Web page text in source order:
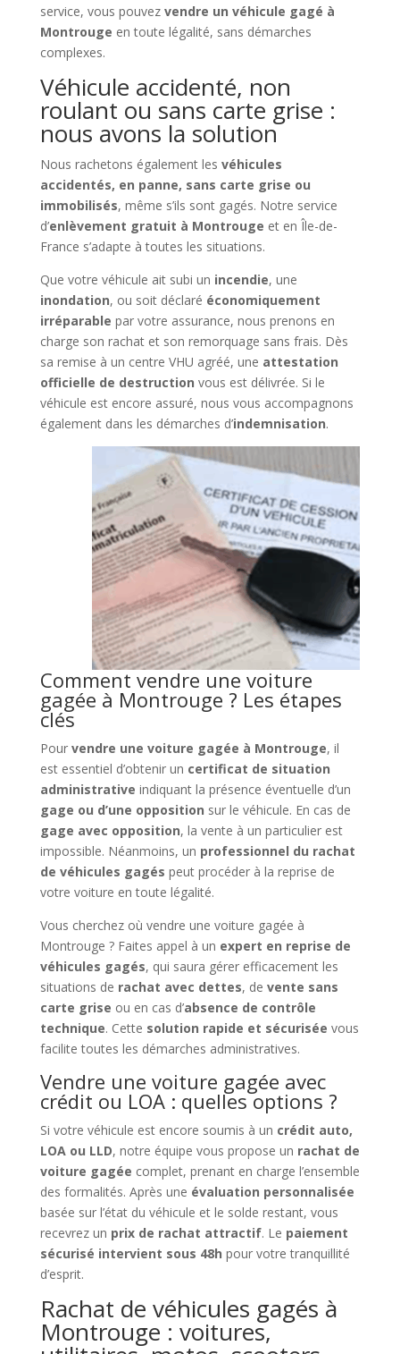
service, vous pouvez vendre un véhicule gagé à
Montrouge en toute légalité, sans démarches
complexes.
Véhicule accidenté, non
roulant ou sans carte grise :
nous avons la solution
Nous rachetons également les véhicules
accidentés, en panne, sans carte grise ou
immobilisés, même s’ils sont gagés. Notre service
d’enlèvement gratuit à Montrouge et en Île-de-
France s’adapte à toutes les situations.
Que votre véhicule ait subi un incendie, une
inondation, ou soit déclaré économiquement
irréparable par votre assurance, nous prenons en
charge son rachat et son remorquage sans frais. Dès
sa remise à un centre VHU agréé, une attestation
officielle de destruction vous est délivrée. Si le
véhicule est encore assuré, nous vous accompagnons
également dans les démarches d’indemnisation.
Comment vendre une voiture
gagée à Montrouge ? Les étapes
clés
Pour vendre une voiture gagée à Montrouge, il
est essentiel d’obtenir un certificat de situation
administrative indiquant la présence éventuelle d’un
gage ou d’une opposition sur le véhicule. En cas de
gage avec opposition, la vente à un particulier est
impossible. Néanmoins, un professionnel du rachat
de véhicules gagés peut procéder à la reprise de
votre voiture en toute légalité.
Vous cherchez où vendre une voiture gagée à
Montrouge ? Faites appel à un expert en reprise de
véhicules gagés, qui saura gérer efficacement les
situations de rachat avec dettes, de vente sans
carte grise ou en cas d’absence de contrôle
technique. Cette solution rapide et sécurisée vous
facilite toutes les démarches administratives.
Vendre une voiture gagée avec
crédit ou LOA : quelles options ?
Si votre véhicule est encore soumis à un crédit auto,
LOA ou LLD, notre équipe vous propose un rachat de
voiture gagée complet, prenant en charge l’ensemble
des formalités. Après une évaluation personnalisée
basée sur l’état du véhicule et le solde restant, vous
recevrez un prix de rachat attractif. Le paiement
sécurisé intervient sous 48h pour votre tranquillité
d’esprit.
Rachat de véhicules gagés à
Montrouge : voitures,